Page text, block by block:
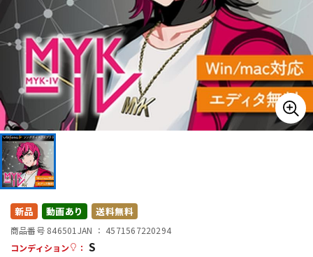
管楽器 その他楽器
アンプ エフェクター
DJ機器 DTM
配信/ライブ機器
新品 動画あり 送料無料
商品番号 846501 JAN ： 4571567220294
コンディション
： S